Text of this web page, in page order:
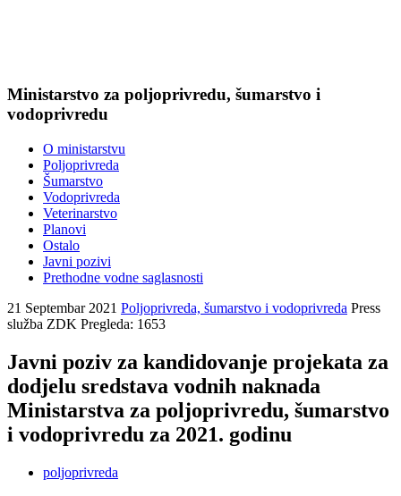
Ministarstvo za poljoprivredu, šumarstvo i
vodoprivredu
O ministarstvu
Poljoprivreda
Šumarstvo
Vodoprivreda
Veterinarstvo
Planovi
Ostalo
Javni pozivi
Prethodne vodne saglasnosti
21 Septembar 2021 Poljoprivreda, šumarstvo i vodoprivreda Press
služba ZDK Pregleda: 1653
Javni poziv za kandidovanje projekata za
dodjelu sredstava vodnih naknada
Ministarstva za poljoprivredu, šumarstvo
i vodoprivredu za 2021. godinu
poljoprivreda